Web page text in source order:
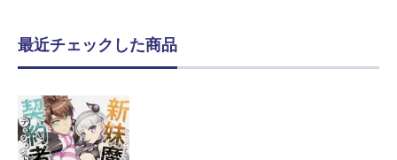
最近チェックした商品